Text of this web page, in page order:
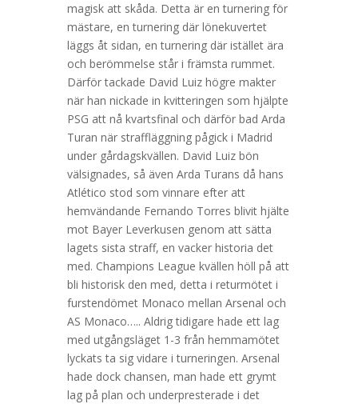
magisk att skåda. Detta är en turnering för
mästare, en turnering där lönekuvertet
läggs åt sidan, en turnering där istället ära
och berömmelse står i främsta rummet.
Därför tackade David Luiz högre makter
när han nickade in kvitteringen som hjälpte
PSG att nå kvartsfinal och därför bad Arda
Turan när straffläggning pågick i Madrid
under gårdagskvällen. David Luiz bön
välsignades, så även Arda Turans då hans
Atlético stod som vinnare efter att
hemvändande Fernando Torres blivit hjälte
mot Bayer Leverkusen genom att sätta
lagets sista straff, en vacker historia det
med. Champions League kvällen höll på att
bli historisk den med, detta i returmötet i
furstendömet Monaco mellan Arsenal och
AS Monaco….. Aldrig tidigare hade ett lag
med utgångsläget 1-3 från hemmamötet
lyckats ta sig vidare i turneringen. Arsenal
hade dock chansen, man hade ett grymt
lag på plan och underpresterade i det